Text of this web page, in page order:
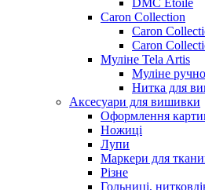
Caron Collection
Caron
Caron
Муліне Tela Artis
Муліне
Нитка для
Аксесуари для вишивки
Оформлення
Ножиці
Лупи
Маркери для
Різне
Гольниці,